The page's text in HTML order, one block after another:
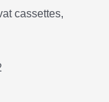
cassettes,